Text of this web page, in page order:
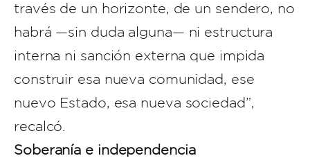
través de un horizonte, de un sendero, no
habrá —sin duda alguna— ni estructura
interna ni sanción externa que impida
construir esa nueva comunidad, ese
nuevo Estado, esa nueva sociedad”,
recalcó.
Soberanía e independencia